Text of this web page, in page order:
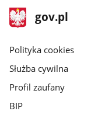
stopka
gov.pl
Strona
gov.pl
gov.pl
Polityka cookies
Służba cywilna
Profil zaufany
BIP